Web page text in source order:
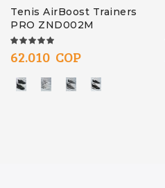
Tenis AirBoost Trainers
PRO ZND002M
100%
62.010 COP